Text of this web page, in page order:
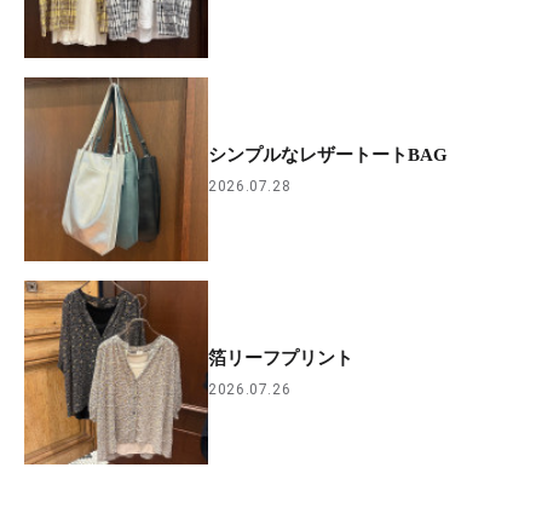
シンプルなレザートートBAG
2026.07.28
箔リーフプリント
2026.07.26